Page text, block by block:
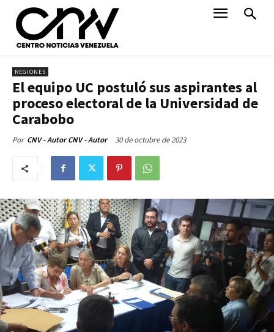
REGIONES
El equipo UC postuló sus aspirantes al
proceso electoral de la Universidad de
Carabobo
Por CNV - Autor CNV - Autor 30 de octubre de 2023